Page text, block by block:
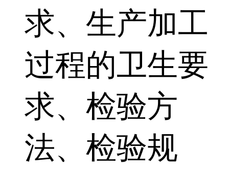
求、生产加工
过程的卫生要
求、检验方
法、检验规